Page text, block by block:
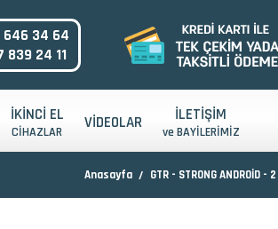
646 34 64
839 24 11
İKİNCİ EL
CİHAZLAR VİDEOLAR İLETİŞİM
ve BAYİLERİMİZ
Anasayfa GTR - STRONG ANDROİD - 2